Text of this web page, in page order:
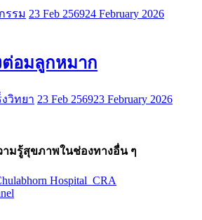
รรม 23 Feb 256924 February 2026
ต่อมลูกหมาก
งวิทยา 23 Feb 256923 February 2026
มรู้สุขภาพในช่องทางอื่น ๆ
Hospital CRA